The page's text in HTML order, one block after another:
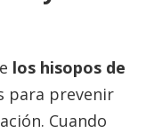
los hisopos de
para prevenir
Cuando